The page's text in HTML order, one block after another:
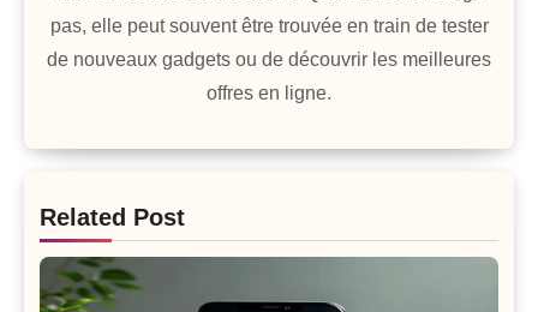
pas, elle peut souvent être trouvée en train de tester
de nouveaux gadgets ou de découvrir les meilleures
offres en ligne.
Related Post